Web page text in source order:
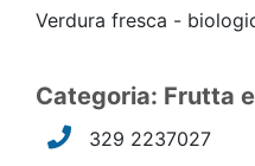
Verdura fresca -
Categoria: Frutta
329 2237027